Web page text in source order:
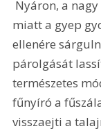
miatt a gyep
ellenére
párolgását
természetes
fűnyíró a
visszaejti a